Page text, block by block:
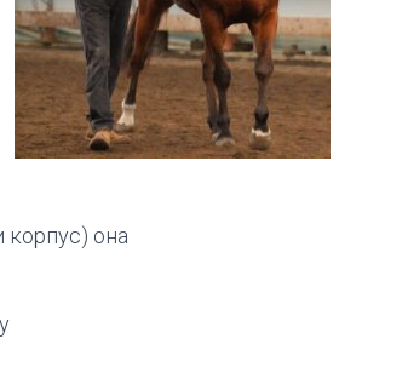
корпус) она